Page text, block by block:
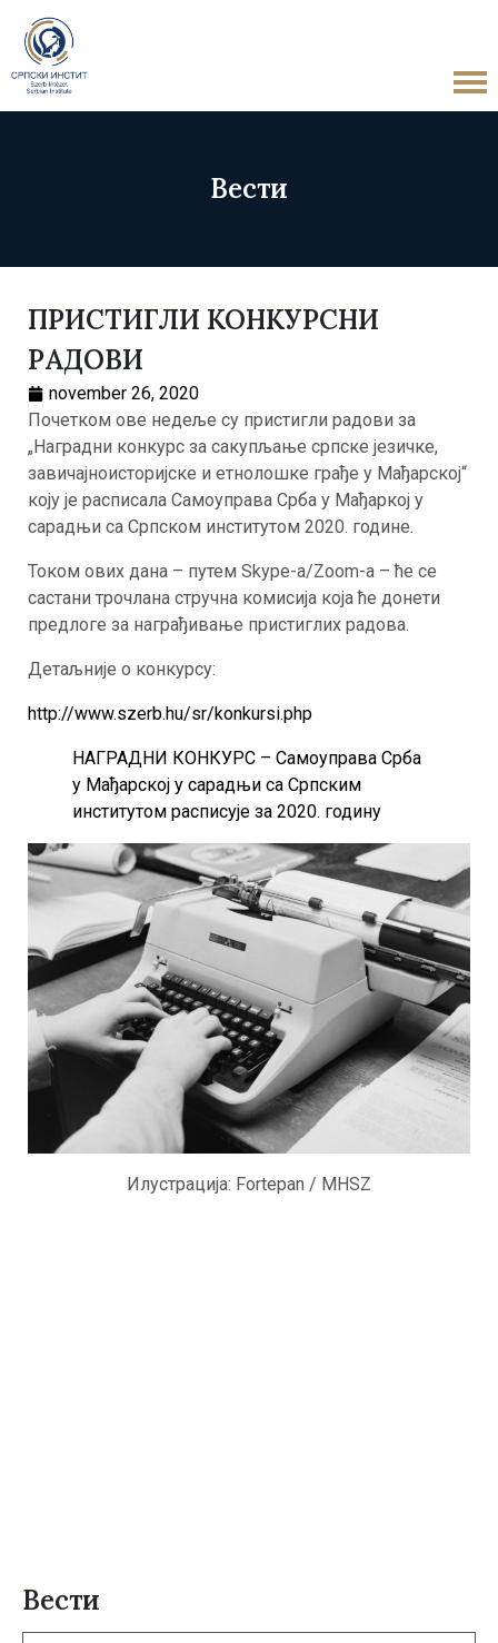
Вести
ПРИСТИГЛИ КОНКУРСНИ
РАДОВИ
november 26, 2020
Почетком ове недеље су пристигли радови за
„Наградни конкурс за сакупљање српске језичке,
завичајноисторијске и етнолошке грађе у Мађарској“
коју је расписала Самоуправа Срба у Мађаркој у
сарадњи са Српском институтом 2020. године.
Током ових дана – путем Skype-а/Zoom-а – ће се
састани трочлана стручна комисија која ће донети
предлоге за награђивање пристиглих радова.
Детаљније о конкурсу:
http://www.szerb.hu/sr/konkursi.php
НАГРАДНИ КОНКУРС – Самоуправа Срба
у Мађарској у сарадњи са Српским
институтом расписује за 2020. годину
Илустрација: Fortepan / MHSZ
Вести